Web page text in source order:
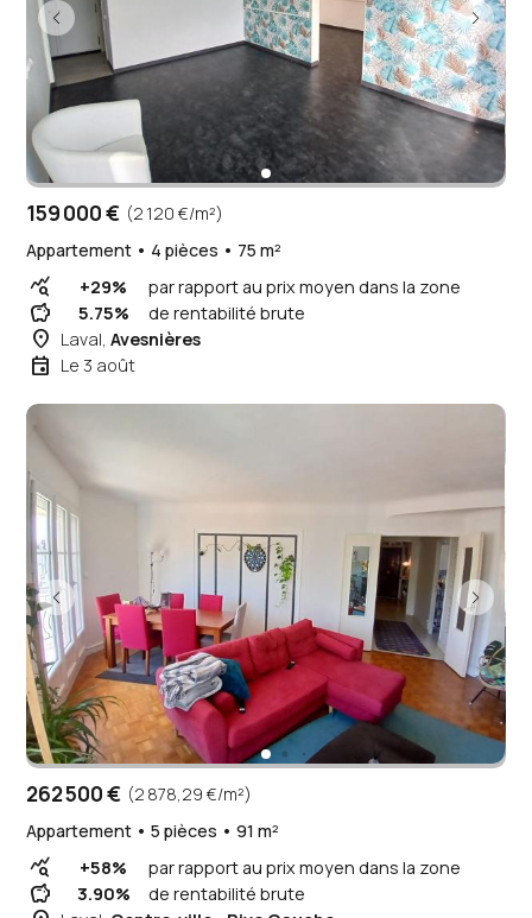
159 000 € (2 120 €/m²)
Appartement • 4 pièces • 75 m²
query_stats +29% par rapport au prix moyen dans la zone
savings 5.75% de rentabilité brute
place Laval,Avesnières
event Le 3 août
262 500 € (2 878,29 €/m²)
Appartement • 5 pièces • 91 m²
query_stats +58% par rapport au prix moyen dans la zone
savings 3.90% de rentabilité brute